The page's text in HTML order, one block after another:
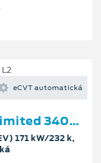
eCVT automatická
Ford Transit Custom Limited 340 L2
171 kW/232 k,